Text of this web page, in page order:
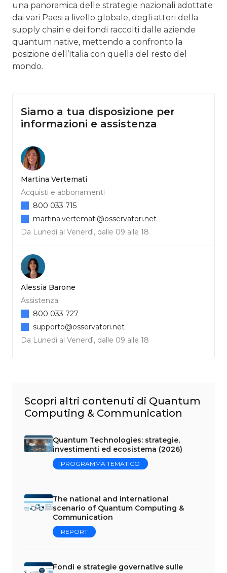
una panoramica delle strategie nazionali adottate
dai vari Paesi a livello globale, degli attori della
supply chain e dei fondi raccolti dalle aziende
quantum native, mettendo a confronto la
posizione dell’Italia con quella del resto del
mondo.
Siamo a tua disposizione per
informazioni e assistenza
Martina Vertemati
Acquisti e abbonamenti
Da Lunedì al Venerdì, dalle 09 alle 18
800 033 715
martina.vertemati@osservatori.net
Alessia Barone
Assistenza
Da Lunedì al Venerdì, dalle 09 alle 18
800 033 727
supporto@osservatori.net
Scopri altri contenuti di Quantum
Computing & Communication
Quantum Technologies: strategie,
investimenti ed ecosistema (2026)
PROGRAMMA TEMATICO
The national and international
scenario of Quantum Computing &
Communication
REPORT
Fondi e strategie governative sulle